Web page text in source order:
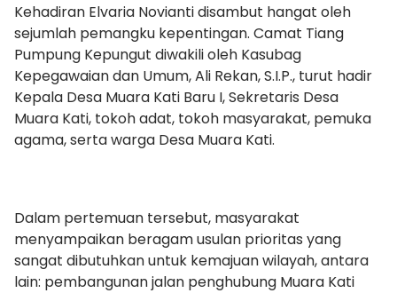
Kehadiran Elvaria Novianti disambut hangat oleh
sejumlah pemangku kepentingan. Camat Tiang
Pumpung Kepungut diwakili oleh Kasubag
Kepegawaian dan Umum, Ali Rekan, S.I.P., turut hadir
Kepala Desa Muara Kati Baru I, Sekretaris Desa
Muara Kati, tokoh adat, tokoh masyarakat, pemuka
agama, serta warga Desa Muara Kati.
Dalam pertemuan tersebut, masyarakat
menyampaikan beragam usulan prioritas yang
sangat dibutuhkan untuk kemajuan wilayah, antara
lain: pembangunan jalan penghubung Muara Kati